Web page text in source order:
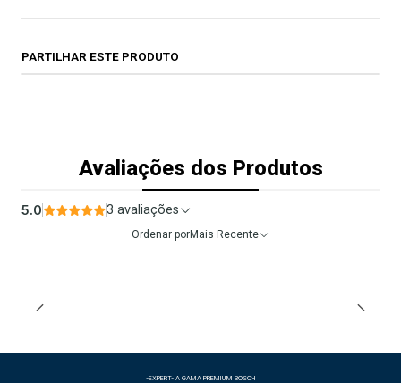
PARTILHAR ESTE PRODUTO
Avaliações dos Produtos
5.0 3 avaliações
Ordenar porMais Recente
-EXPERT- A GAMA PREMIUM BOSCH